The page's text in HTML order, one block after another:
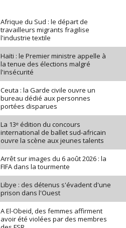
Afrique du Sud : le départ de
travailleurs migrants fragilise
l'industrie textile
Haïti : le Premier ministre appelle à
la tenue des élections malgré
l'insécurité
Ceuta : la Garde civile ouvre un
bureau dédié aux personnes
portées disparues
La 13ᵉ édition du concours
international de ballet sud-africain
ouvre la scène aux jeunes talents
Arrêt sur images du 6 août 2026 : la
FIFA dans la tourmente
Libye : des détenus s'évadent d'une
prison dans l'Ouest
A El-Obeid, des femmes affirment
avoir été violées par des membres